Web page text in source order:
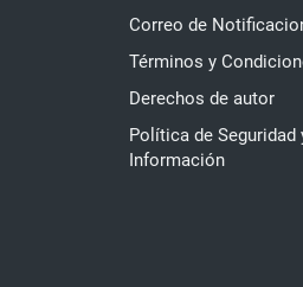
Correo de
Términos y
Derechos de autor
Política de Seguridad
Información